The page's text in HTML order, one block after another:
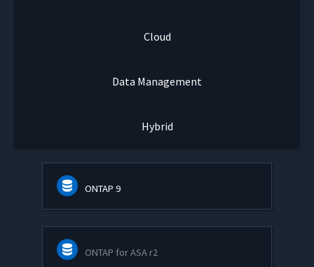
Cloud
Data Management
Hybrid
ONTAP 9
ONTAP for ASA r2